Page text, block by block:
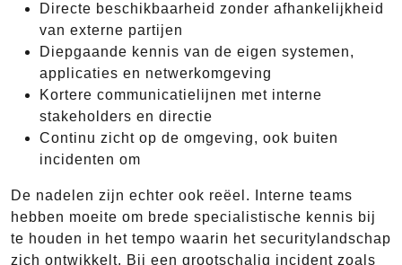
Directe beschikbaarheid zonder afhankelijkheid
van externe partijen
Diepgaande kennis van de eigen systemen,
applicaties en netwerkomgeving
Kortere communicatielijnen met interne
stakeholders en directie
Continu zicht op de omgeving, ook buiten
incidenten om
De nadelen zijn echter ook reëel. Interne teams
hebben moeite om brede specialistische kennis bij
te houden in het tempo waarin het securitylandschap
zich ontwikkelt. Bij een grootschalig incident zoals